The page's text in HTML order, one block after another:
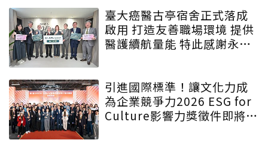
臺大癌醫古亭宿舍正式落成
啟用 打造友善職場環境 提供
醫護續航量能 特此感謝永齡
引進國際標準！讓文化力成
為企業競爭力2026 ESG for
Culture影響力獎徵件即將啟